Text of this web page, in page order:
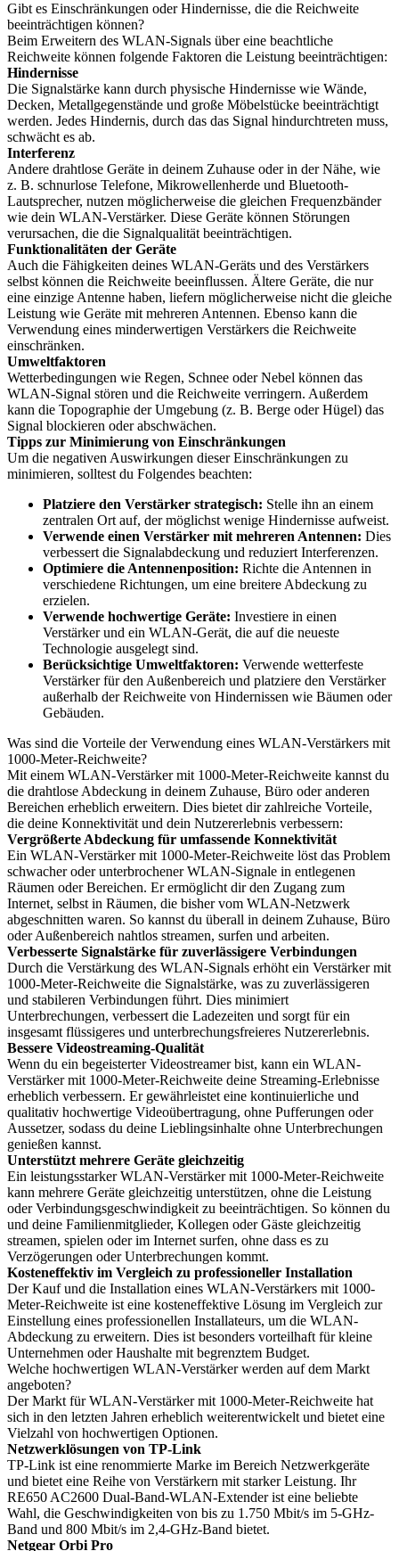
Gibt es Einschränkungen oder Hindernisse, die die Reichweite
beeinträchtigen können?
Beim Erweitern des WLAN-Signals über eine beachtliche
Reichweite können folgende Faktoren die Leistung beeinträchtigen:
Hindernisse
Die Signalstärke kann durch physische Hindernisse wie Wände,
Decken, Metallgegenstände und große Möbelstücke beeinträchtigt
werden. Jedes Hindernis, durch das das Signal hindurchtreten muss,
schwächt es ab.
Interferenz
Andere drahtlose Geräte in deinem Zuhause oder in der Nähe, wie
z. B. schnurlose Telefone, Mikrowellenherde und Bluetooth-
Lautsprecher, nutzen möglicherweise die gleichen Frequenzbänder
wie dein WLAN-Verstärker. Diese Geräte können Störungen
verursachen, die die Signalqualität beeinträchtigen.
Funktionalitäten der Geräte
Auch die Fähigkeiten deines WLAN-Geräts und des Verstärkers
selbst können die Reichweite beeinflussen. Ältere Geräte, die nur
eine einzige Antenne haben, liefern möglicherweise nicht die gleiche
Leistung wie Geräte mit mehreren Antennen. Ebenso kann die
Verwendung eines minderwertigen Verstärkers die Reichweite
einschränken.
Umweltfaktoren
Wetterbedingungen wie Regen, Schnee oder Nebel können das
WLAN-Signal stören und die Reichweite verringern. Außerdem
kann die Topographie der Umgebung (z. B. Berge oder Hügel) das
Signal blockieren oder abschwächen.
Tipps zur Minimierung von Einschränkungen
Um die negativen Auswirkungen dieser Einschränkungen zu
minimieren, solltest du Folgendes beachten:
Platziere den Verstärker strategisch: Stelle ihn an einem
zentralen Ort auf, der möglichst wenige Hindernisse aufweist.
Verwende einen Verstärker mit mehreren Antennen: Dies
verbessert die Signalabdeckung und reduziert Interferenzen.
Optimiere die Antennenposition: Richte die Antennen in
verschiedene Richtungen, um eine breitere Abdeckung zu
erzielen.
Verwende hochwertige Geräte: Investiere in einen
Verstärker und ein WLAN-Gerät, die auf die neueste
Technologie ausgelegt sind.
Berücksichtige Umweltfaktoren: Verwende wetterfeste
Verstärker für den Außenbereich und platziere den Verstärker
außerhalb der Reichweite von Hindernissen wie Bäumen oder
Gebäuden.
Was sind die Vorteile der Verwendung eines WLAN-Verstärkers mit
1000-Meter-Reichweite?
Mit einem WLAN-Verstärker mit 1000-Meter-Reichweite kannst du
die drahtlose Abdeckung in deinem Zuhause, Büro oder anderen
Bereichen erheblich erweitern. Dies bietet dir zahlreiche Vorteile,
die deine Konnektivität und dein Nutzererlebnis verbessern:
Vergrößerte Abdeckung für umfassende Konnektivität
Ein WLAN-Verstärker mit 1000-Meter-Reichweite löst das Problem
schwacher oder unterbrochener WLAN-Signale in entlegenen
Räumen oder Bereichen. Er ermöglicht dir den Zugang zum
Internet, selbst in Räumen, die bisher vom WLAN-Netzwerk
abgeschnitten waren. So kannst du überall in deinem Zuhause, Büro
oder Außenbereich nahtlos streamen, surfen und arbeiten.
Verbesserte Signalstärke für zuverlässigere Verbindungen
Durch die Verstärkung des WLAN-Signals erhöht ein Verstärker mit
1000-Meter-Reichweite die Signalstärke, was zu zuverlässigeren
und stabileren Verbindungen führt. Dies minimiert
Unterbrechungen, verbessert die Ladezeiten und sorgt für ein
insgesamt flüssigeres und unterbrechungsfreieres Nutzererlebnis.
Bessere Videostreaming-Qualität
Wenn du ein begeisterter Videostreamer bist, kann ein WLAN-
Verstärker mit 1000-Meter-Reichweite deine Streaming-Erlebnisse
erheblich verbessern. Er gewährleistet eine kontinuierliche und
qualitativ hochwertige Videoübertragung, ohne Pufferungen oder
Aussetzer, sodass du deine Lieblingsinhalte ohne Unterbrechungen
genießen kannst.
Unterstützt mehrere Geräte gleichzeitig
Ein leistungsstarker WLAN-Verstärker mit 1000-Meter-Reichweite
kann mehrere Geräte gleichzeitig unterstützen, ohne die Leistung
oder Verbindungsgeschwindigkeit zu beeinträchtigen. So können du
und deine Familienmitglieder, Kollegen oder Gäste gleichzeitig
streamen, spielen oder im Internet surfen, ohne dass es zu
Verzögerungen oder Unterbrechungen kommt.
Kosteneffektiv im Vergleich zu professioneller Installation
Der Kauf und die Installation eines WLAN-Verstärkers mit 1000-
Meter-Reichweite ist eine kosteneffektive Lösung im Vergleich zur
Einstellung eines professionellen Installateurs, um die WLAN-
Abdeckung zu erweitern. Dies ist besonders vorteilhaft für kleine
Unternehmen oder Haushalte mit begrenztem Budget.
Welche hochwertigen WLAN-Verstärker werden auf dem Markt
angeboten?
Der Markt für WLAN-Verstärker mit 1000-Meter-Reichweite hat
sich in den letzten Jahren erheblich weiterentwickelt und bietet eine
Vielzahl von hochwertigen Optionen.
Netzwerklösungen von TP-Link
TP-Link ist eine renommierte Marke im Bereich Netzwerkgeräte
und bietet eine Reihe von Verstärkern mit starker Leistung. Ihr
RE650 AC2600 Dual-Band-WLAN-Extender ist eine beliebte
Wahl, die Geschwindigkeiten von bis zu 1.750 Mbit/s im 5-GHz-
Band und 800 Mbit/s im 2,4-GHz-Band bietet.
Netgear Orbi Pro